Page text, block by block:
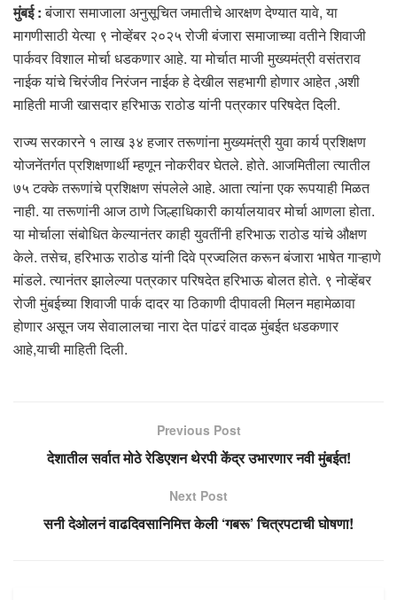
मुंबई :बंजारा समाजाला अनुसूचित जमातीचे आरक्षण देण्यात यावे, या
मागणीसाठी येत्या ९ नोव्हेंबर २०२५ रोजी बंजारा समाजाच्या वतीने शिवाजी
पार्कवर विशाल मोर्चा धडकणार आहे. या मोर्चात माजी मुख्यमंत्री वसंतराव
नाईक यांचे चिरंजीव निरंजन नाईक हे देखील सहभागी होणार आहेत ,अशी
माहिती माजी खासदार हरिभाऊ राठोड यांनी पत्रकार परिषदेत दिली.
राज्य सरकारने १ लाख ३४ हजार तरूणांना मुख्यमंत्री युवा कार्य प्रशिक्षण
योजनेंतर्गत प्रशिक्षणार्थी म्हणून नोकरीवर घेतले. होते. आजमितीला त्यातील
७५ टक्के तरूणांचे प्रशिक्षण संपलेले आहे. आता त्यांना एक रूपयाही मिळत
नाही. या तरूणांनी आज ठाणे जिल्हाधिकारी कार्यालयावर मोर्चा आणला होता.
या मोर्चाला संबोधित केल्यानंतर काही युवतींनी हरिभाऊ राठोड यांचे औक्षण
केले. तसेच, हरिभाऊ राठोड यांनी दिवे प्रज्वलित करून बंजारा भाषेत गाऱ्हाणे
मांडले. त्यानंतर झालेल्या पत्रकार परिषदेत हरिभाऊ बोलत होते. ९ नोव्हेंबर
रोजी मुंबईच्या शिवाजी पार्क दादर या ठिकाणी दीपावली मिलन महामेळावा
होणार असून जय सेवालालचा नारा देत पांढरं वादळ मुंबईत धडकणार
आहे,याची माहिती दिली.
Previous Post
देशातील सर्वात मोठे रेडिएशन थेरपी केंद्र उभारणार नवी मुंबईत!
Next Post
सनी देओलनं वाढदिवसानिमित्त केली ‘गबरू’ चित्रपटाची घोषणा!